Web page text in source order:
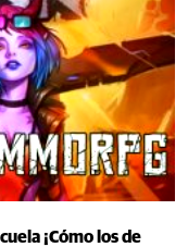
¡Cómo los de